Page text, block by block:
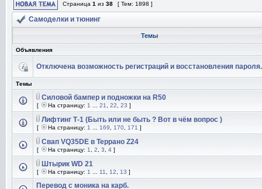
Страница 1 из 38 [ Тем: 1898 ]
Самоделки и тюнинг
Темы
Объявления
Отключена возможность регистраций и восстановления пароля.
Темы
Силовой бампер и подножки на R50
[ На страницу: 1 21 22 23 ]
Лифтинг Т-1 (Быть или не быть ? Вот в чём вопрос )
[ На страницу: 1 169 170 171 ]
Свап VQ35DE в Террано Z24
[ На страницу: 1 2 3 4 ]
Штырик WD 21
[ На страницу: 1 11 12 13 ]
Перевод с моника на карб.